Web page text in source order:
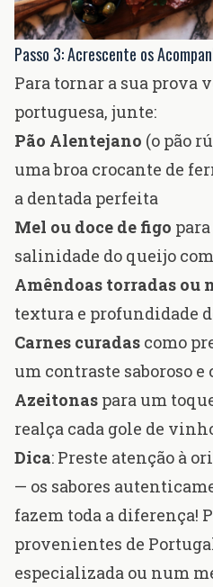
Passo 3: Acrescente os
Para tornar a sua prova
portuguesa, junte:
Pão Alentejano (o pão
uma broa crocante de
a dentada perfeita
Mel ou doce de figo
salinidade do queijo
Amêndoas torradas ou
textura e profundidade
Carnes curadas como
um contraste saboroso
Azeitonas para um
realça cada gole de
Dica: Preste atenção à
— os sabores
fazem toda a diferença!
provenientes de
especializada ou num